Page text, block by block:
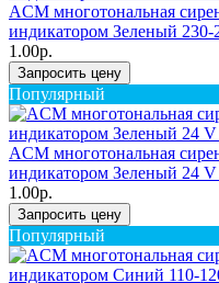
ACM многотональная
индикатором Зеленый 230-
1.00р.
Запросить цену
Популярный
ACM многотональная
индикатором Зеленый 24
1.00р.
Запросить цену
Популярный